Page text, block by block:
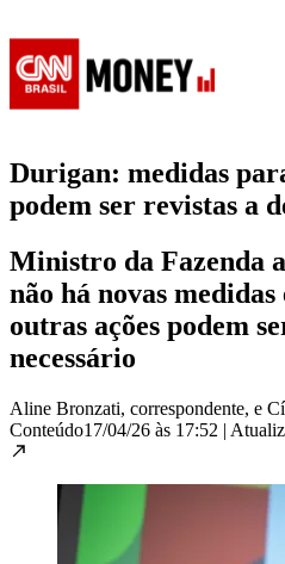
Durigan: medidas
podem ser revistas a
Ministro da Fazenda
não há novas medidas
outras ações podem
necessário
Aline Bronzati, correspondente, e
Conteúdo17/04/26 às 17:52 |